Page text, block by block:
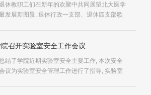
休教职工们在新年的欢聚中共同展望北大医学
发展新图景, 退休行政一支部、退休四支部歌
退休职工舞蹈队《醉乡》退休一支部合唱《追
召开实验室安全工作会议
结了学院近期实验室安全主要工作, 本次安全
议为实验室安全管理工作进行了指导, 实验室